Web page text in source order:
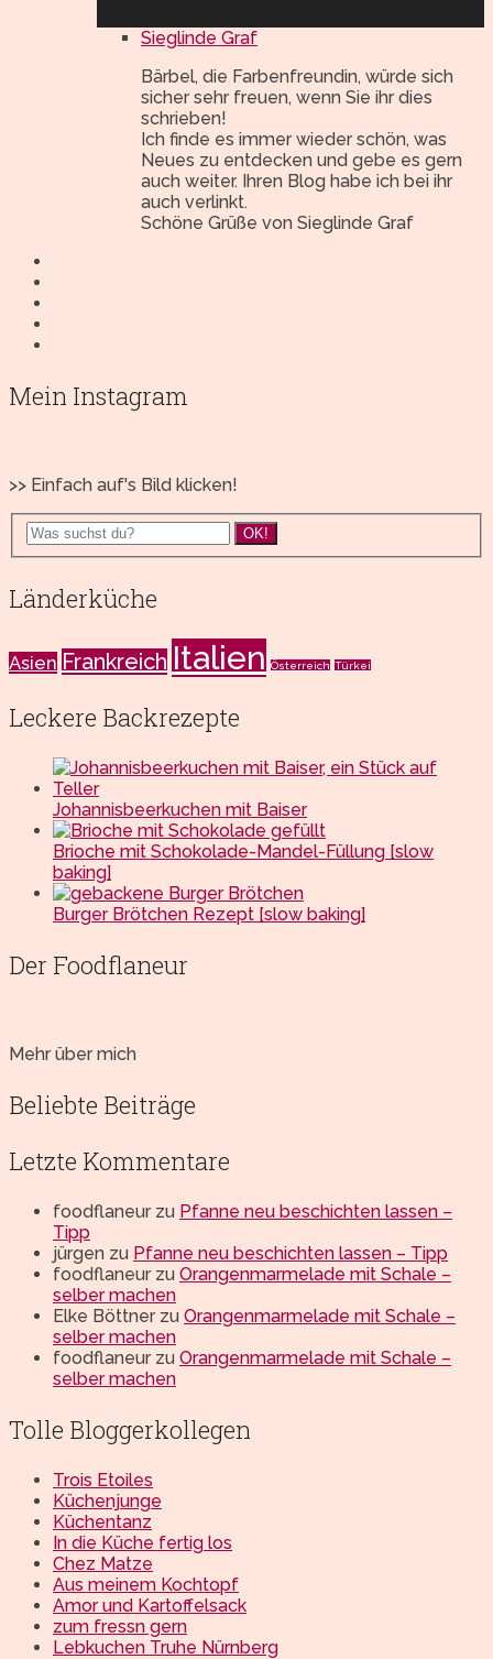
Sieglinde Graf
Bärbel, die Farbenfreundin, würde sich
sicher sehr freuen, wenn Sie ihr dies
schrieben!
Ich finde es immer wieder schön, was
Neues zu entdecken und gebe es gern
auch weiter. Ihren Blog habe ich bei ihr
auch verlinkt.
Schöne Grüße von Sieglinde Graf
Mein Instagram
>> Einfach auf's Bild klicken!
OK!
Länderküche
Asien Frankreich Italien Österreich Türkei
Leckere Backrezepte
Johannisbeerkuchen mit Baiser
Brioche mit Schokolade-Mandel-Füllung [slow
baking]
Burger Brötchen Rezept [slow baking]
Der Foodflaneur
Mehr über mich
Beliebte Beiträge
Letzte Kommentare
foodflaneur zu Pfanne neu beschichten lassen –
Tipp
jürgen zu Pfanne neu beschichten lassen – Tipp
foodflaneur zu Orangenmarmelade mit Schale –
selber machen
Elke Böttner zu Orangenmarmelade mit Schale –
selber machen
foodflaneur zu Orangenmarmelade mit Schale –
selber machen
Tolle Bloggerkollegen
Trois Etoiles
Küchenjunge
Küchentanz
In die Küche fertig los
Chez Matze
Aus meinem Kochtopf
Amor und Kartoffelsack
zum fressn gern
Lebkuchen Truhe Nürnberg